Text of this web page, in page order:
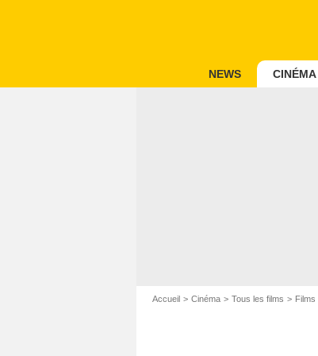
NEWS CINÉMA
Accueil Cinéma Tous les films Films